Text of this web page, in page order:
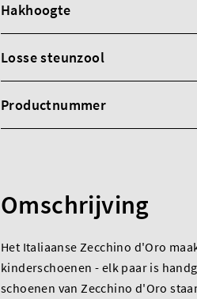
Hakhoogte
Losse steunzool
Productnummer
Omschrijving
Het Italiaanse Zecchino d'Oro
kinderschoenen - elk paar is
schoenen van Zecchino d'Oro